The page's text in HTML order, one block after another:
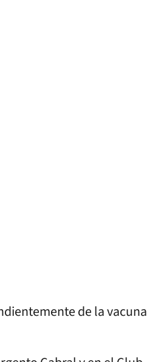
de la vacuna